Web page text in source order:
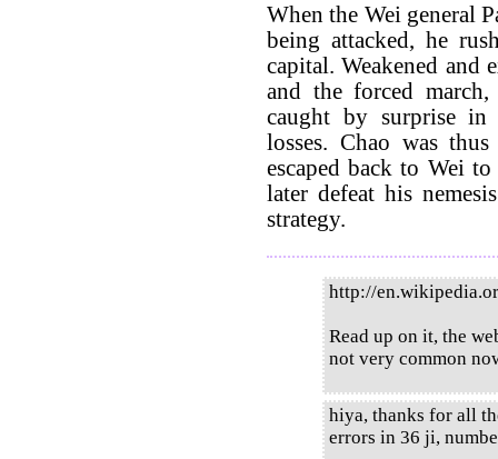
When the Wei general
being attacked, he
capital. Weakened and
and the forced
caught by surprise in
losses. Chao was
escaped back to Wei
later defeat his
strategy.
http://
Read up on it, the
not very common
hiya, thanks for all
errors in 36 ji,